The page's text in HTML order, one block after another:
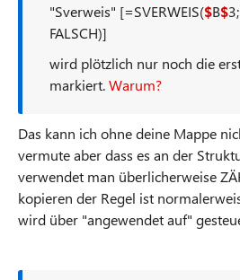
"Sverweis" [=SVERWEIS($B$
FALSCH)]
wird plötzlich nur noch die
markiert.Warum?
Das kann ich ohne deine Mappe
vermute aber dass es an der
verwendet man überlicherweise
kopieren der Regel ist
wird über "angewendet auf"